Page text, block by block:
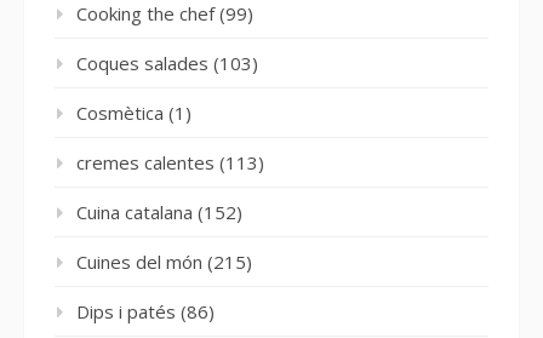
Cooking the chef(99)
Coques salades (103)
Cosmètica (1)
cremes calentes (113)
Cuina catalana (152)
Cuines del món (215)
Dips i patés (86)